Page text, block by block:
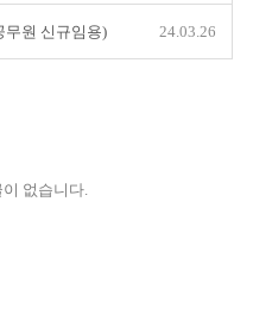
무원 신규임용) 24.03.26
없습니다.